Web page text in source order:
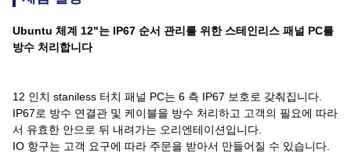
Ubuntu 체계 12"는 IP67 순서 관리를 위한 스테인리스 패널 PC를
방수 처리합니다
12 인치 staniless 터치 패널 PC는 6 측 IP67 보호로 갖춰집니다.
IP67로 방수 연결관 및 케이블을 방수 처리하고 고객의 필요에 따라
서 유효한 안으로 뒤 내려가는 오리엔테이션입니다.
IO 항구는 고객 요구에 따라 주문을 받아서 만들어질 수 있습니다.